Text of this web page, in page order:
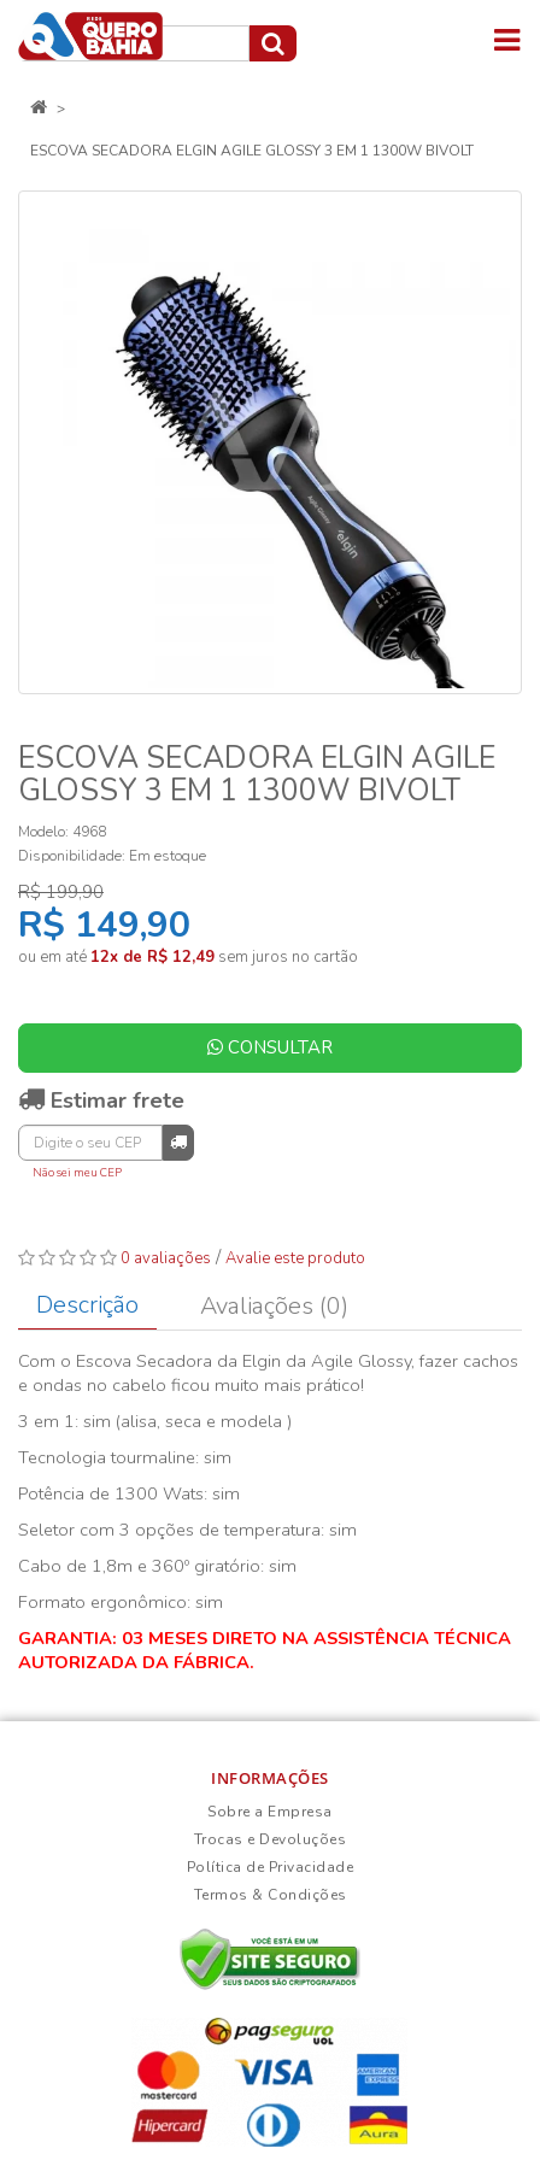
ESCOVA SECADORA ELGIN AGILE GLOSSY 3 EM 1 1300W BIVOLT
ESCOVA SECADORA ELGIN AGILE
GLOSSY 3 EM 1 1300W BIVOLT
Modelo: 4968
Disponibilidade: Em estoque
R$ 199,90
R$ 149,90
ou em até 12x de R$ 12,49 sem juros no cartão
CONSULTAR
Estimar frete
Não sei meu CEP
0 avaliações /Avalie este produto
Descrição Avaliações (0)
Com o Escova Secadora da Elgin da Agile Glossy, fazer cachos
e ondas no cabelo ficou muito mais prático!
3 em 1: sim (alisa, seca e modela )
Tecnologia tourmaline: sim
Potência de 1300 Wats: sim
Seletor com 3 opções de temperatura: sim
Cabo de 1,8m e 360º giratório: sim
Formato ergonômico: sim
GARANTIA: 03 MESES DIRETO NA ASSISTÊNCIA TÉCNICA
AUTORIZADA DA FÁBRICA.
INFORMAÇÕES
Sobre a Empresa
Trocas e Devoluções
Política de Privacidade
Termos & Condições